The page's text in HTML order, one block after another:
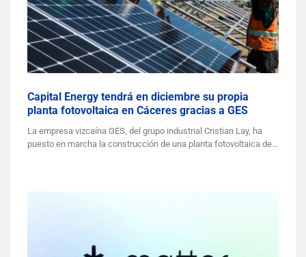
Capital Energy tendrá en diciembre su propia
planta fotovoltaica en Cáceres gracias a GES
La empresa vizcaína GES, del grupo industrial Cristian Lay, ha
puesto en marcha la construcción de una planta fotovoltaica de…